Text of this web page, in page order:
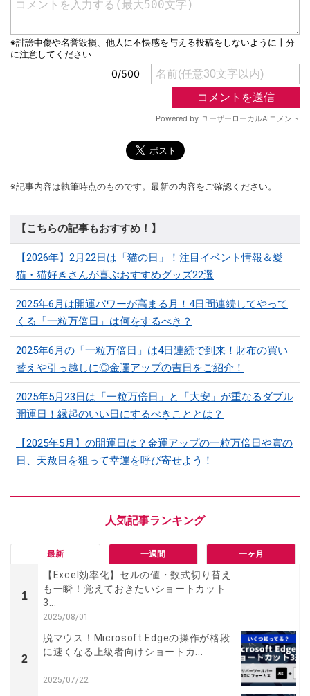
※記事内容は執筆時点のものです。最新の内容をご確認ください。
【こちらの記事もおすすめ！】
【2026年】2月22日は「猫の日」！注目イベント情報＆愛
猫・猫好きさんが喜ぶおすすめグッズ22選
2025年6月は開運パワーが高まる月！4日間連続してやって
くる「一粒万倍日」は何をするべき？
2025年6月の「一粒万倍日」は4日連続で到来！財布の買い
替えや引っ越しに◎金運アップの吉日をご紹介！
2025年5月23日は「一粒万倍日」と「大安」が重なるダブル
開運日！縁起のいい日にするべきこととは？
【2025年5月】の開運日は？金運アップの一粒万倍日や寅の
日、天赦日を狙って幸運を呼び寄せよう！
最新 一週間 一ヶ月
1
【Excel効率化】セルの値・数式切り替え
も一瞬！覚えておきたいショートカット
3...
2025/08/01
2
脱マウス！Microsoft Edgeの操作が格段
に速くなる上級者向けショートカ...
2025/07/22